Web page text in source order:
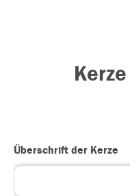
Überschrift der Kerze